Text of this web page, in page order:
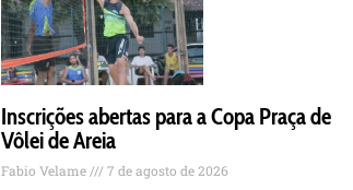
Inscrições abertas para a Copa Praça de
Vôlei de Areia
Fabio Velame 7 de agosto de 2026